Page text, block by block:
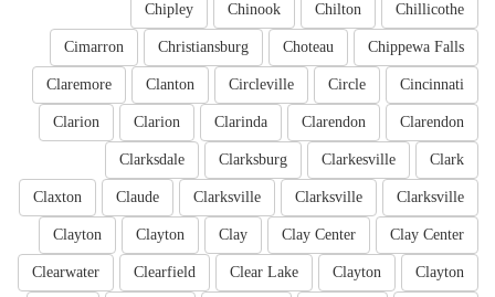
Chillicothe
Chilton
Chinook
Chipley
Chippewa Falls
Choteau
Christiansburg
Cimarron
Cincinnati
Circle
Circleville
Clanton
Claremore
Clarendon
Clarendon
Clarinda
Clarion
Clarion
Clark
Clarkesville
Clarksburg
Clarksdale
Clarksville
Clarksville
Clarksville
Claude
Claxton
Clay Center
Clay Center
Clay
Clayton
Clayton
Clayton
Clayton
Clear Lake
Clearfield
Clearwater